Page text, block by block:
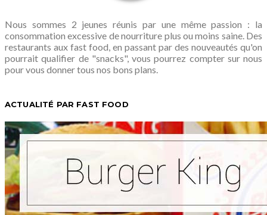
Nous sommes 2 jeunes réunis par une même passion : la
consommation excessive de nourriture plus ou moins saine. Des
restaurants aux fast food, en passant par des nouveautés qu'on
pourrait qualifier de "snacks", vous pourrez compter sur nous
pour vous donner tous nos bons plans.
ACTUALITÉ PAR FAST FOOD